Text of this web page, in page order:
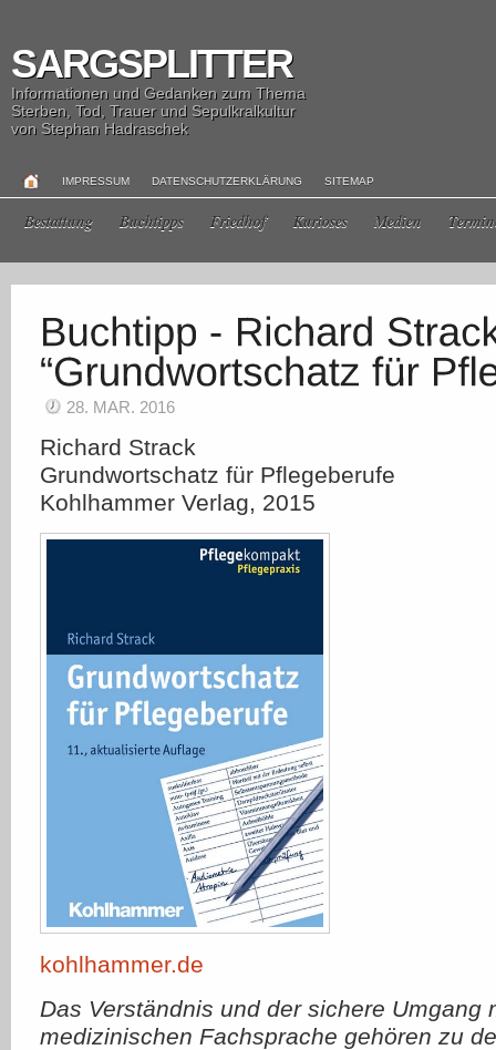
SARGSPLITTER
Informationen und Gedanken zum Thema
Sterben, Tod, Trauer und Sepulkralkultur
von Stephan Hadraschek
IMPRESSUM DATENSCHUTZERKLÄRUNG SITEMAP
Bestattung Buchtipps Friedhof Kurioses Medien
28. MAR. 2016
Richard Strack
Grundwortschatz für Pflegeberufe
Kohlhammer Verlag, 2015
kohlhammer.de
Das Verständnis und der sichere Umgang
medizinischen Fachsprache gehören zu